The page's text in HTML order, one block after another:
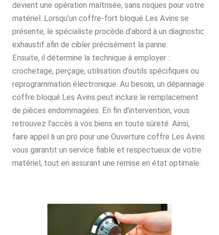
devient une opération maîtrisée, sans risques pour votre
matériel. Lorsqu’un coffre-fort bloqué Les Avins se
présente, le spécialiste procède d’abord à un diagnostic
exhaustif afin de cibler précisément la panne.
Ensuite, il détermine la technique à employer :
crochetage, perçage, utilisation d’outils spécifiques ou
reprogrammation électronique. Au besoin, un dépannage
coffre bloqué Les Avins peut inclure le remplacement
de pièces endommagées. En fin d’intervention, vous
retrouvez l’accès à vos biens en toute sûreté. Ainsi,
faire appel à un pro pour une Ouverture coffre Les Avins
vous garantit un service fiable et respectueux de votre
matériel, tout en assurant une remise en état optimale.